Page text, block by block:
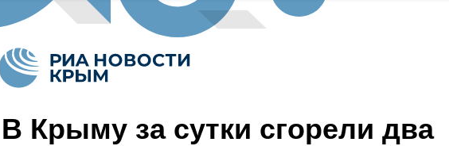
В Крыму за сутки сгорели два